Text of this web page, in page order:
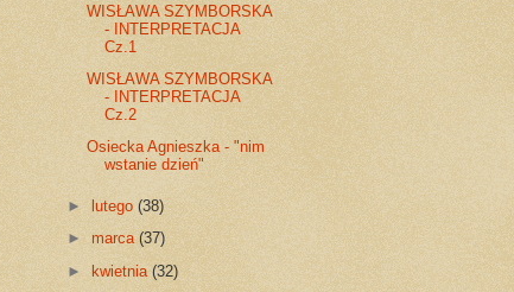
WISŁAWA SZYMBORSKA
- INTERPRETACJA
Cz.1
WISŁAWA SZYMBORSKA
- INTERPRETACJA
Cz.2
Osiecka Agnieszka - "nim
wstanie dzień"
► lutego(38)
►marca(37)
►kwietnia(32)